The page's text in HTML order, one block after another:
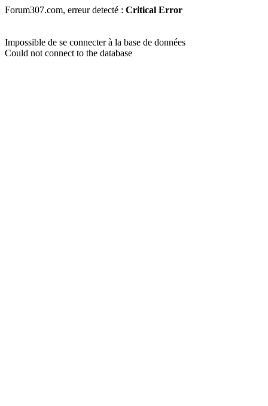
Forum307.com, erreur detecté : Critical Error
Impossible de se connecter à la base de données
Could not connect to the database